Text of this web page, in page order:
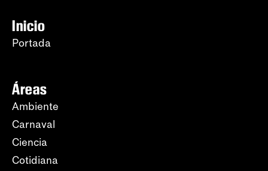
Inicio
Portada
Áreas
Ambiente
Carnaval
Ciencia
Cotidiana